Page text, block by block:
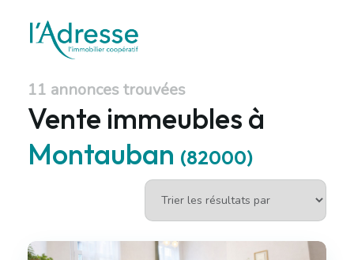
11 annonces trouvées
Vente immeubles à
Montauban (82000)